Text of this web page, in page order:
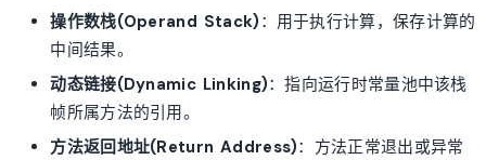
操作数栈(Operand Stack) ：用于执行计算，保存计算的
中间结果。
动态链接(Dynamic Linking)：指向运行时常量池中该栈
帧所属方法的引用。
方法返回地址(Return Address)：方法正常退出或异常